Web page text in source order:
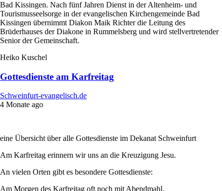
Bad Kissingen. Nach fünf Jahren Dienst in der Altenheim- und
Tourismusseelsorge in der evangelischen Kirchengemeinde Bad
Kissingen übernimmt Diakon Maik Richter die Leitung des
Brüderhauses der Diakone in Rummelsberg und wird stellvertretender
Senior der Gemeinschaft.
Heiko Kuschel
Gottesdienste am Karfreitag
Schweinfurt-evangelisch.de
4 Monate ago
eine Übersicht über alle Gottesdienste im Dekanat Schweinfurt
Am Karfreitag erinnern wir uns an die Kreuzigung Jesu.
An vielen Orten gibt es besondere Gottesdienste:
Am Morgen des Karfreitag oft noch mit Abendmahl.